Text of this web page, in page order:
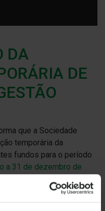
DA
DE
que a Sociedade
temporária da
fundos para o período
a 31 de dezembro de